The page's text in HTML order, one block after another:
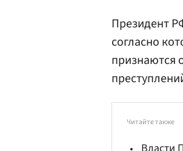
Президент
согласно
признаются
Читайте также